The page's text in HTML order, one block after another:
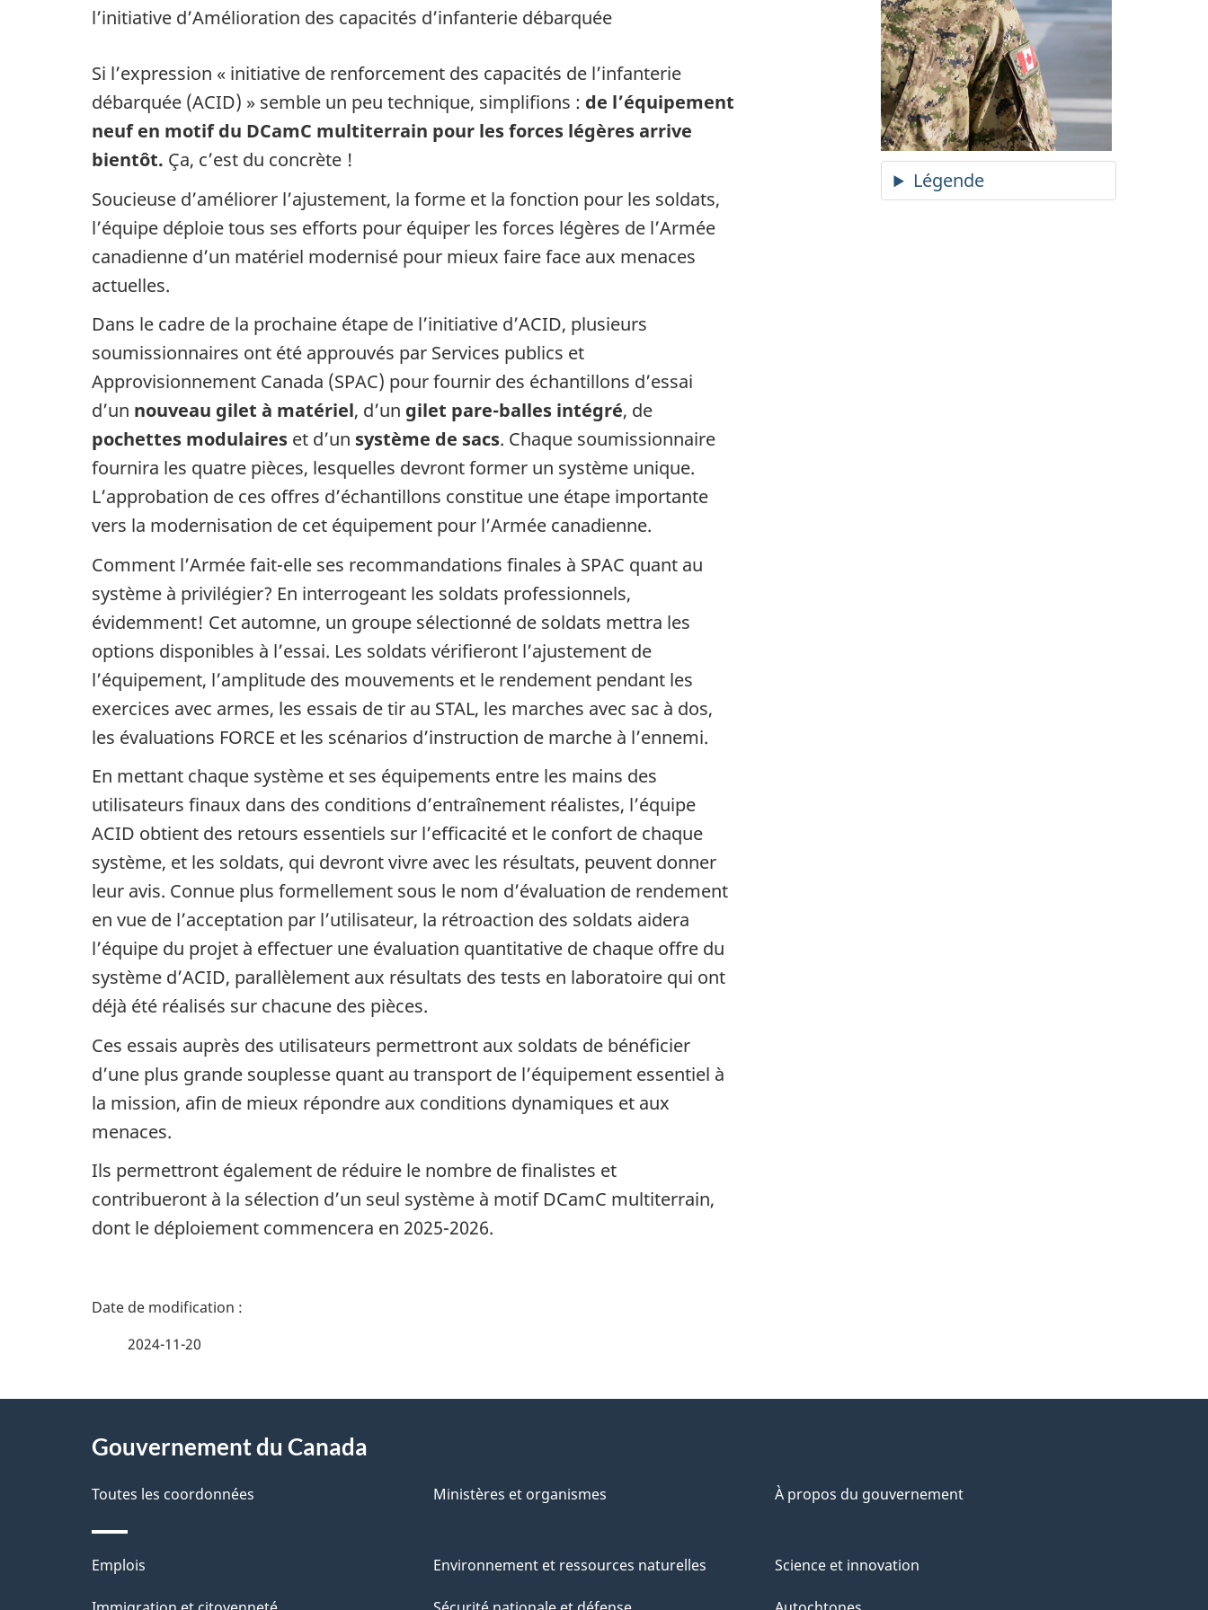
l’initiative d’Amélioration des capacités d’infanterie débarquée
Si l’expression « initiative de renforcement des capacités de l’infanterie
débarquée (ACID) » semble un peu technique, simplifions : de l’équipement
neuf en motif du DCamC multiterrain pour les forces légères arrive
bientôt. Ça, c’est du concrète !
Soucieuse d’améliorer l’ajustement, la forme et la fonction pour les soldats,
l’équipe déploie tous ses efforts pour équiper les forces légères de l’Armée
canadienne d’un matériel modernisé pour mieux faire face aux menaces
actuelles.
Dans le cadre de la prochaine étape de l’initiative d’ACID, plusieurs
soumissionnaires ont été approuvés par Services publics et
Approvisionnement Canada (SPAC) pour fournir des échantillons d’essai
d’un nouveau gilet à matériel, d’un gilet pare-balles intégré, de
pochettes modulaires et d’un système de sacs. Chaque soumissionnaire
fournira les quatre pièces, lesquelles devront former un système unique.
L’approbation de ces offres d’échantillons constitue une étape importante
vers la modernisation de cet équipement pour l’Armée canadienne.
Comment l’Armée fait-elle ses recommandations finales à SPAC quant au
système à privilégier? En interrogeant les soldats professionnels,
évidemment! Cet automne, un groupe sélectionné de soldats mettra les
options disponibles à l’essai. Les soldats vérifieront l’ajustement de
l’équipement, l’amplitude des mouvements et le rendement pendant les
exercices avec armes, les essais de tir au STAL, les marches avec sac à dos,
les évaluations FORCE et les scénarios d’instruction de marche à l’ennemi.
En mettant chaque système et ses équipements entre les mains des
utilisateurs finaux dans des conditions d’entraînement réalistes, l’équipe
ACID obtient des retours essentiels sur l’efficacité et le confort de chaque
système, et les soldats, qui devront vivre avec les résultats, peuvent donner
leur avis. Connue plus formellement sous le nom d’évaluation de rendement
en vue de l’acceptation par l’utilisateur, la rétroaction des soldats aidera
l’équipe du projet à effectuer une évaluation quantitative de chaque offre du
système d’ACID, parallèlement aux résultats des tests en laboratoire qui ont
déjà été réalisés sur chacune des pièces.
Ces essais auprès des utilisateurs permettront aux soldats de bénéficier
d’une plus grande souplesse quant au transport de l’équipement essentiel à
la mission, afin de mieux répondre aux conditions dynamiques et aux
menaces.
Ils permettront également de réduire le nombre de finalistes et
contribueront à la sélection d’un seul système à motif DCamC multiterrain,
dont le déploiement commencera en 2025-2026.
Légende
D
a
l
s
d
2024-11-20
proposGouvernement du Canada
Toutes les coordonnées Ministères et organismes À propos du gouvernement
Thèmes
et
Emplois Environnement et ressources naturelles Science et innovation